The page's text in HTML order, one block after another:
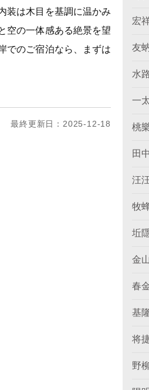
装は木目を基調に温かみ
空の一体感ある絶景を望
でのご宿泊なら、まずは
最終更新日：2025-12-18
宏
友
水
一
桃
田
汪
牧
坵
金
春
基
将
野